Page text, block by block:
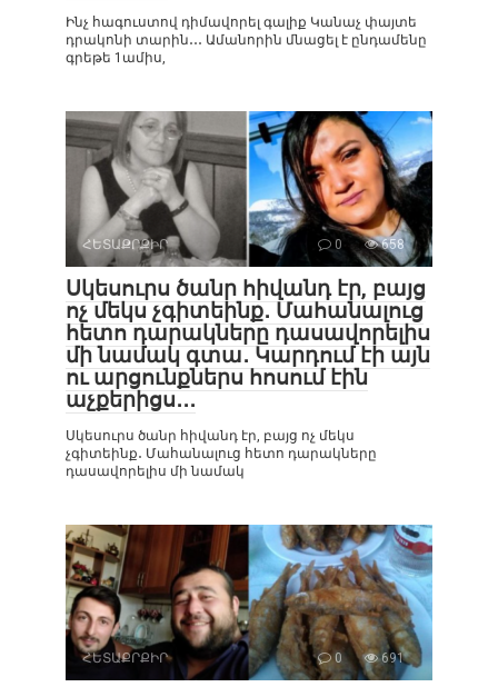
Ինչ հագուստով դիմավորել գալիք Կանաչ փայտե
դրակոնի տարին․․․ Ամանորին մնացել է ընդամենը
գրեթե 1ամիս,
ՀԵՏԱՔՐՔԻՐ 0 658
Սկեսուրս ծանր հիվանդ էր, բայց
ոչ մեկս չգիտեինք․ Մահանալուց
հետո դարակները դասավորելիս
մի նամակ գտա․ Կարդում էի այն
ու արցունքներս հոսում էին
աչքերիցս․․․
Սկեսուրս ծանր հիվանդ էր, բայց ոչ մեկս
չգիտեինք․ Մահանալուց հետո դարակները
դասավորելիս մի նամակ
ՀԵՏԱՔՐՔԻՐ 0 691